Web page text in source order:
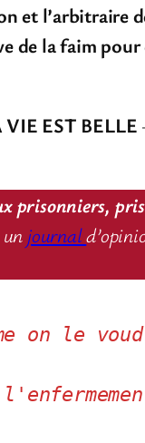
et l’arbitraire
de la faim pour
VIE EST BELLE
prisonniers,
un journal
on le